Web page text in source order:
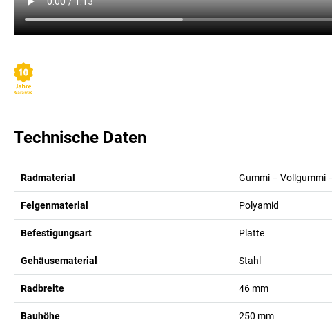
Technische Daten
Radmaterial Gummi – Vollgummi
Felgenmaterial Polyamid
Befestigungsart Platte
Gehäusematerial Stahl
Radbreite 46 mm
Bauhöhe 250 mm